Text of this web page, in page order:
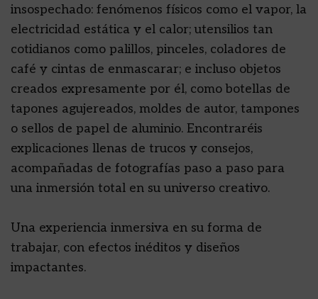
insospechado: fenómenos físicos como el vapor, la
electricidad estática y el calor; utensilios tan
cotidianos como palillos, pinceles, coladores de
café y cintas de enmascarar; e incluso objetos
creados expresamente por él, como botellas de
tapones agujereados, moldes de autor, tampones
o sellos de papel de aluminio. Encontraréis
explicaciones llenas de trucos y consejos,
acompañadas de fotografías paso a paso para
una inmersión total en su universo creativo.
Una experiencia inmersiva en su forma de
trabajar, con efectos inéditos y diseños
impactantes.